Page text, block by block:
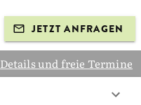
JETZT ANFRAGEN
Details und freie Termine